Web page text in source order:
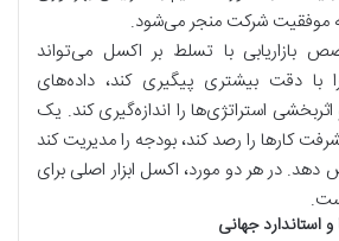
موفقیت شرکت منجر می‌شود.
بازاریابی با تسلط بر اکسل می‌تواند
با دقت بیشتری پیگیری کند، داده‌های
استراتژی‌ها را اندازه‌گیری کند. یک
کارها را رصد کند، بودجه را مدیریت کند
دهد. در هر دو مورد، اکسل ابزار اصلی برای
استاندارد جهانی